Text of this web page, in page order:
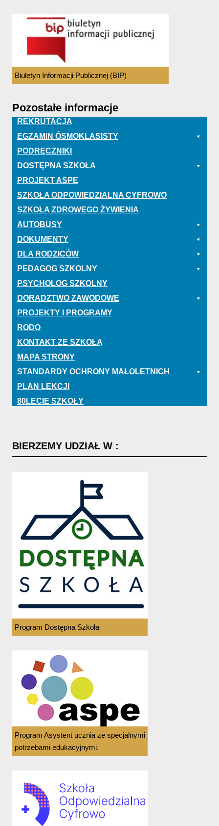
Biuletyn Informacji Publicznej (BIP)
Pozostałe informacje
REKRUTACJA
EGZAMIN ÓSMOKLASISTY
PODRĘCZNIKI
DOSTĘPNA SZKOŁA
PROJEKT ASPE
SZKOŁA ODPOWIEDZIALNA CYFROWO
SZKOŁA ZDROWEGO ŻYWIENIA
AUTOBUSY
DOKUMENTY
DLA RODZICÓW
PEDAGOG SZKOLNY
PSYCHOLOG SZKOLNY
DORADZTWO ZAWODOWE
PROJEKTY I PROGRAMY
RODO
KONTAKT ZE SZKOŁĄ
MAPA STRONY
STANDARDY OCHRONY MAŁOLETNICH
PLAN LEKCJI
80LECIE SZKOŁY
BIERZEMY UDZIAŁ W :
Program Dostępna Szkoła
Program Asystent ucznia ze specjalnymi
potrzebami edukacyjnymi.